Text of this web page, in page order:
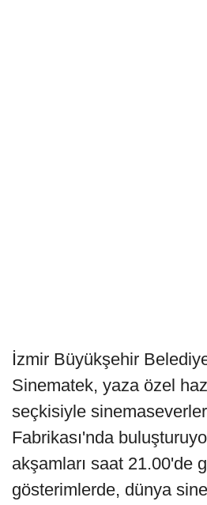
İzmir Büyükşehir
Sinematek, yaza özel
seçkisiyle
Fabrikası'nda
akşamları saat 21.00'de
gösterimlerde, dünya